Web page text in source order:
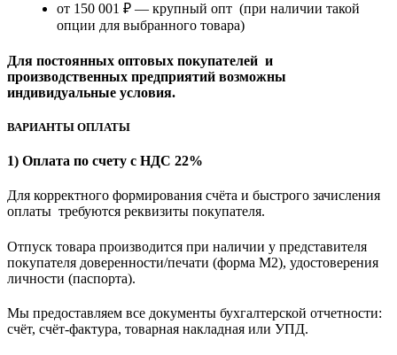
от 150 001 ₽ — крупный опт (при наличии такой
опции для выбранного товара)
Для постоянных оптовых покупателей и
производственных предприятий возможны
индивидуальные условия.
ВАРИАНТЫ ОПЛАТЫ
1) Оплата по счету с НДС 22%
Для корректного формирования счёта и быстрого зачисления
оплаты требуются реквизиты покупателя.
Отпуск товара производится при наличии у представителя
покупателя доверенности/печати (форма M2), удостоверения
личности (паспорта).
Мы предоставляем все документы бухгалтерской отчетности:
счёт, счёт-фактура, товарная накладная или УПД.